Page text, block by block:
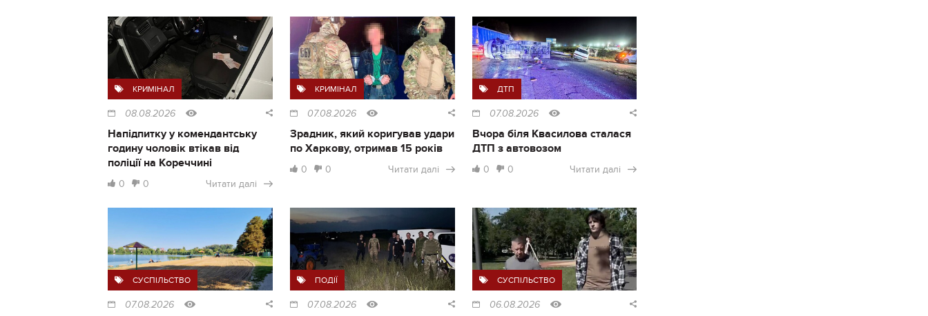
КРИМІНАЛ
08.08.2026
Напідпитку у комендантську
годину чоловік втікав від
поліції на Кореччині
0 0 Читати далі
КРИМІНАЛ
07.08.2026
Зрадник, який коригував удари
по Харкову, отримав 15 років
0 0 Читати далі
ДТП
07.08.2026
Вчора біля Квасилова сталася
ДТП з автовозом
0 0 Читати далі
СУСПІЛЬСТВО
07.08.2026
ПОДІЇ
07.08.2026
СУСПІЛЬСТВО
06.08.2026